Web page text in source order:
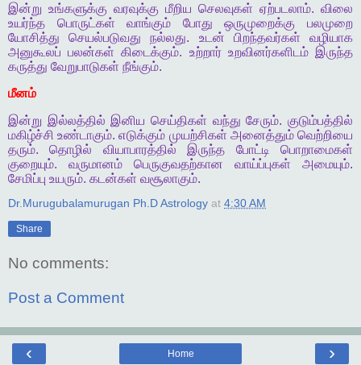
இன்று உங்களுக்கு வரவுக்கு மீறிய செலவுகள் ஏற்படலாம். விலை
உயர்ந்த
பொருட்கள் வாங்கும் போது ஒருமுறைக்கு
பலமுறை
யோசித்து
செயல்படுவது நல்லது. உடன் பிறந்தவர்கள்
வழியாக
அனுகூலப் பலன்கள் கிடைக்கும். உற்றார் உறவினர்களிடம் இருந்த
கருத்து வேறுபாடுகள் நீங்கும்.
மீனம்
இன்று இல்லத்தில் இனிய செய்திகள் வந்து சேரும்.குடும்பத்தில்
மகிழ்ச்சி உண்டாகும்.எடுக்கும் முயற்சிகள் அனைத்தும் வெற்றியை
தரும்.தொழில் வியாபாரத்தில் இருந்த போட்டி
பொறாமைகள்
குறையும். வருமானம் பெருகுவதற்கான வாய்ப்புகள் அமையும்.
சேமிப்பு உயரும். கடன்கள் வசூலாகும்.
Dr.Murugubalamurugan Ph.D Astrology at 4:30 AM
Share
No comments:
Post a Comment
‹ ›
Home